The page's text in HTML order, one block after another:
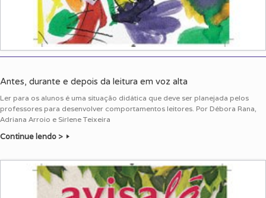
Antes, durante e depois da leitura em voz alta
Ler para os alunos é uma situação didática que deve ser planejada pelos
professores para desenvolver comportamentos leitores. Por Débora Rana,
Adriana Arroio e Sirlene Teixeira
Continue lendo >